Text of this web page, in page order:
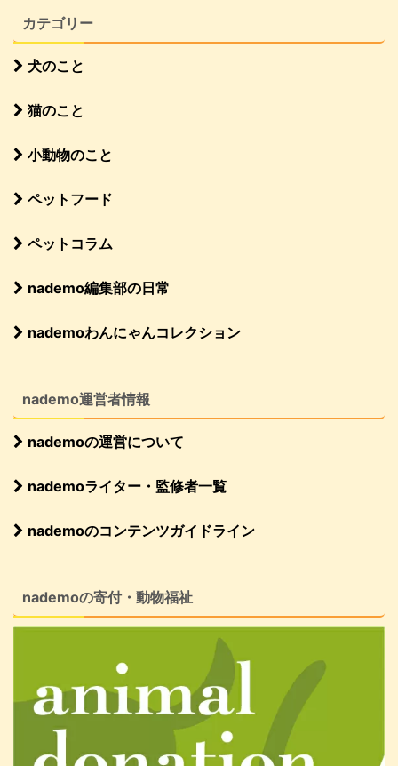
カテゴリー
犬のこと
猫のこと
小動物のこと
ペットフード
ペットコラム
nademo編集部の日常
nademoわんにゃんコレクション
nademo運営者情報
nademoの運営について
nademoライター・監修者一覧
nademoのコンテンツガイドライン
nademoの寄付・動物福祉